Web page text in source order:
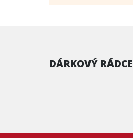
DÁRKOVÝ RÁDCE